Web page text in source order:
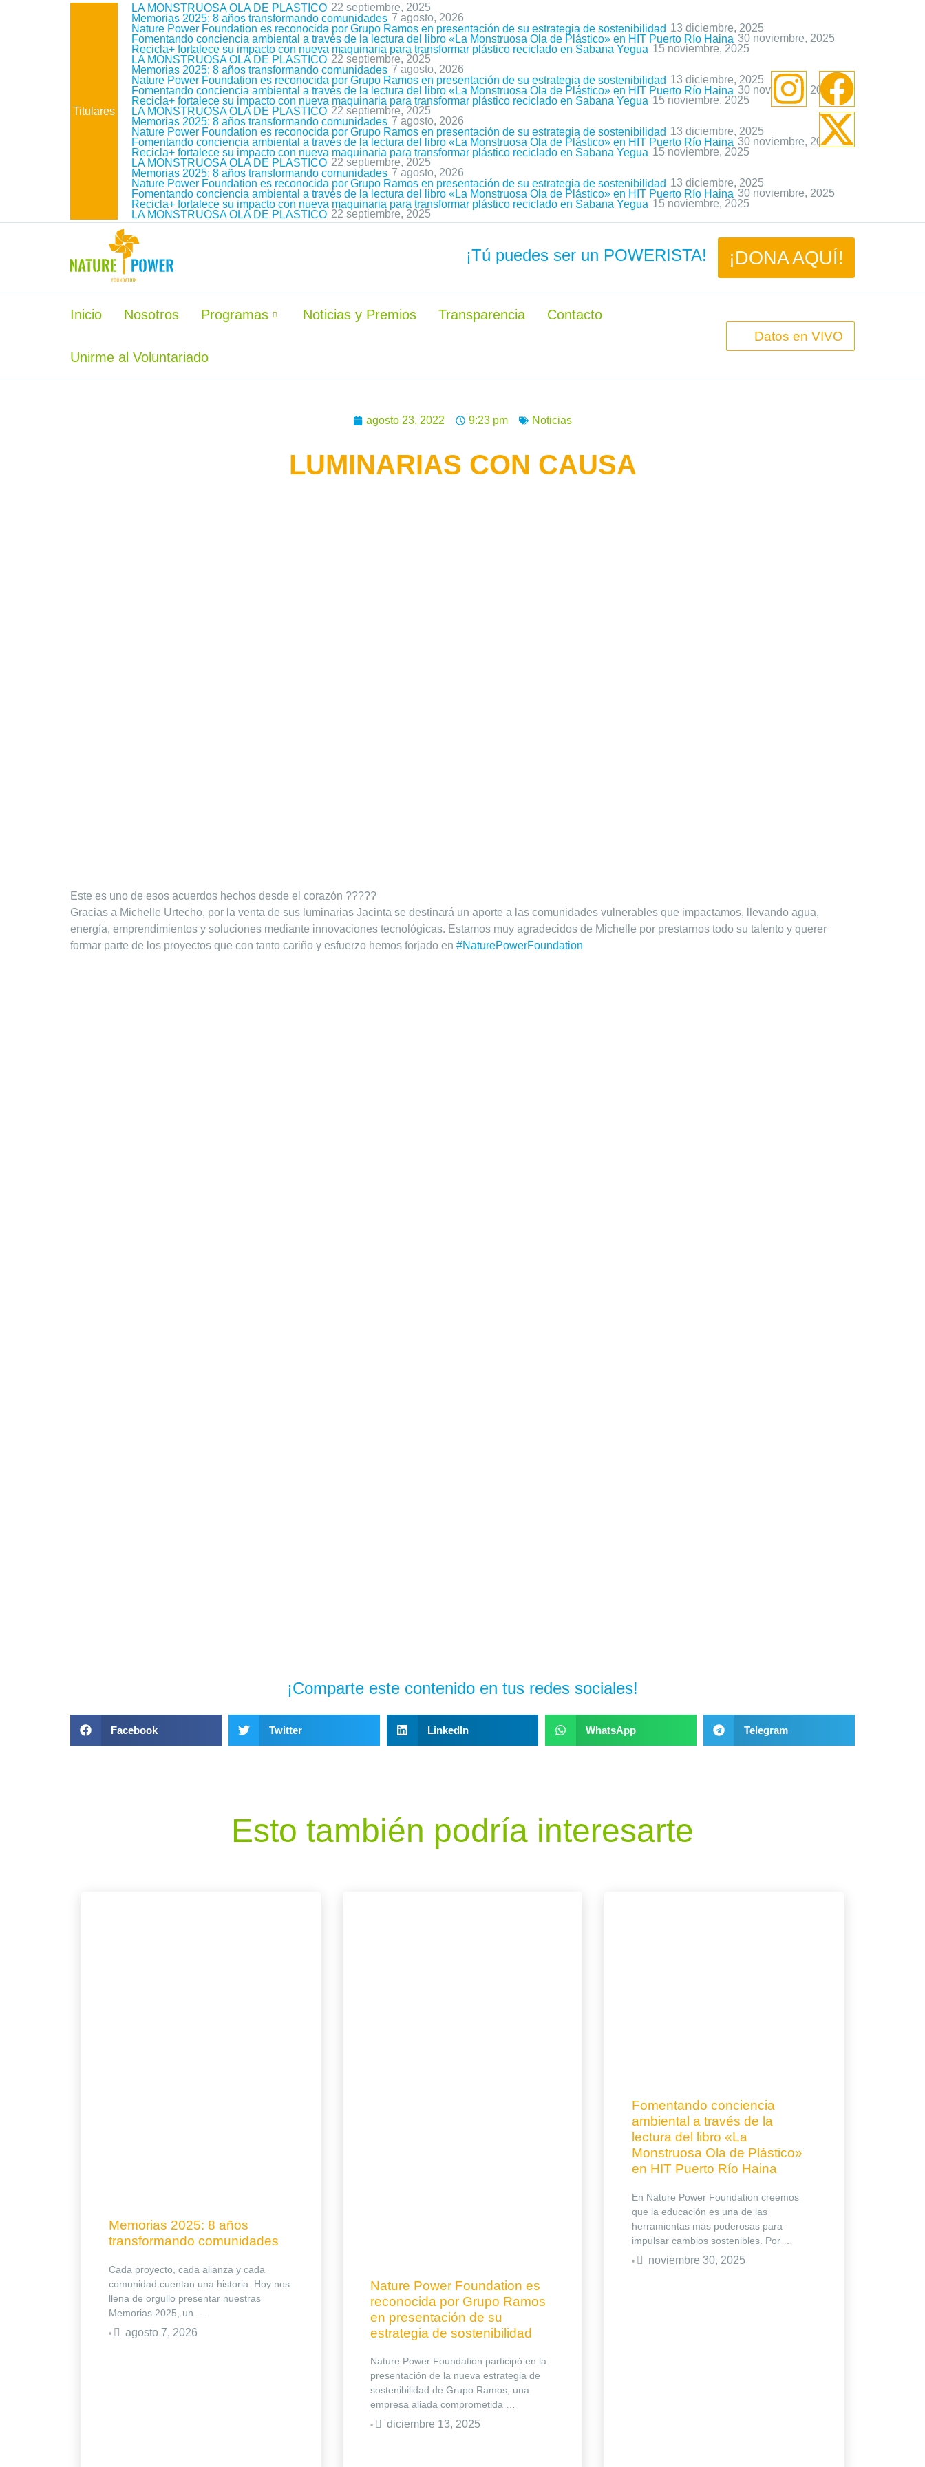
Titulares
LA MONSTRUOSA OLA DE PLASTICO 22 septiembre, 2025
Memorias 2025: 8 años transformando comunidades 7 agosto, 2026
Nature Power Foundation es reconocida por Grupo Ramos en presentación de su estrategia de sostenibilidad 13 diciembre, 2025
Fomentando conciencia ambiental a través de la lectura del libro «La Monstruosa Ola de Plástico» en HIT Puerto Río Haina 30 noviembre, 2025
Recicla+ fortalece su impacto con nueva maquinaria para transformar plástico reciclado en Sabana Yegua 15 noviembre, 2025
LA MONSTRUOSA OLA DE PLASTICO 22 septiembre, 2025
Memorias 2025: 8 años transformando comunidades 7 agosto, 2026
Nature Power Foundation es reconocida por Grupo Ramos en presentación de su estrategia de sostenibilidad 13 diciembre, 2025
Fomentando conciencia ambiental a través de la lectura del libro «La Monstruosa Ola de Plástico» en HIT Puerto Río Haina 30 noviembre, 2025
Recicla+ fortalece su impacto con nueva maquinaria para transformar plástico reciclado en Sabana Yegua 15 noviembre, 2025
LA MONSTRUOSA OLA DE PLASTICO 22 septiembre, 2025
Memorias 2025: 8 años transformando comunidades 7 agosto, 2026
Nature Power Foundation es reconocida por Grupo Ramos en presentación de su estrategia de sostenibilidad 13 diciembre, 2025
Fomentando conciencia ambiental a través de la lectura del libro «La Monstruosa Ola de Plástico» en HIT Puerto Río Haina 30 noviembre, 2025
Recicla+ fortalece su impacto con nueva maquinaria para transformar plástico reciclado en Sabana Yegua 15 noviembre, 2025
LA MONSTRUOSA OLA DE PLASTICO 22 septiembre, 2025
Memorias 2025: 8 años transformando comunidades 7 agosto, 2026
Nature Power Foundation es reconocida por Grupo Ramos en presentación de su estrategia de sostenibilidad 13 diciembre, 2025
Fomentando conciencia ambiental a través de la lectura del libro «La Monstruosa Ola de Plástico» en HIT Puerto Río Haina 30 noviembre, 2025
Recicla+ fortalece su impacto con nueva maquinaria para transformar plástico reciclado en Sabana Yegua 15 noviembre, 2025
LA MONSTRUOSA OLA DE PLASTICO 22 septiembre, 2025
¡Tú puedes ser un POWERISTA! ¡DONA AQUÍ!
Inicio Nosotros Programas Noticias y Premios Transparencia Contacto
Unirme al Voluntariado
Datos en VIVO
agosto 23, 2022 9:23 pm Noticias
LUMINARIAS CON CAUSA
Este es uno de esos acuerdos hechos desde el corazón ??‍???
Gracias a Michelle Urtecho, por la venta de sus luminarias Jacinta se destinará un aporte a las comunidades vulnerables que impactamos, llevando agua,
energía, emprendimientos y soluciones mediante innovaciones tecnológicas. Estamos muy agradecidos de Michelle por prestarnos todo su talento y querer
formar parte de los proyectos que con tanto cariño y esfuerzo hemos forjado en #NaturePowerFoundation
¡Comparte este contenido en tus redes sociales!
Facebook Twitter LinkedIn WhatsApp Telegram
Esto también podría interesarte
Memorias 2025: 8 años
transformando comunidades
Cada proyecto, cada alianza y cada
comunidad cuentan una historia. Hoy nos
llena de orgullo presentar nuestras
Memorias 2025, un …
• agosto 7, 2026
Nature Power Foundation es
reconocida por Grupo Ramos
en presentación de su
estrategia de sostenibilidad
Nature Power Foundation participó en la
presentación de la nueva estrategia de
sostenibilidad de Grupo Ramos, una
empresa aliada comprometida …
• diciembre 13, 2025
Fomentando conciencia
ambiental a través de la
lectura del libro «La
Monstruosa Ola de Plástico»
en HIT Puerto Río Haina
En Nature Power Foundation creemos
que la educación es una de las
herramientas más poderosas para
impulsar cambios sostenibles. Por …
• noviembre 30, 2025